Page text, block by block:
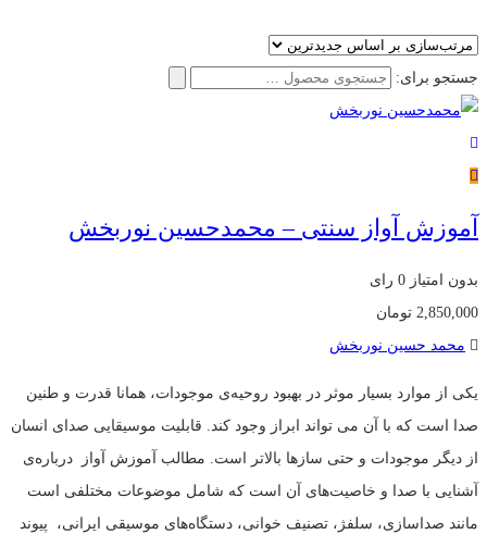
جستجو برای:
آموزش آواز سنتی – محمدحسین نوربخش
بدون امتیاز 0 رای
2,850,000 تومان
محمد حسین نوربخش
یکی از موارد بسیار موثر در بهبود روحیه‌ی موجودات، همانا قدرت و طنین
صدا است که با آن می تواند ابراز وجود کند. قابلیت موسیقایی صدای انسان
از دیگر موجودات و حتی سازها بالاتر است. مطالب آموزش آواز درباره‌ی
آشنایی با صدا و خاصیت‌های آن است که شامل موضوعات مختلفی است
مانند صداسازی، سلفژ، تصنیف خوانی، دستگاه‌های موسیقی ایرانی، پیوند